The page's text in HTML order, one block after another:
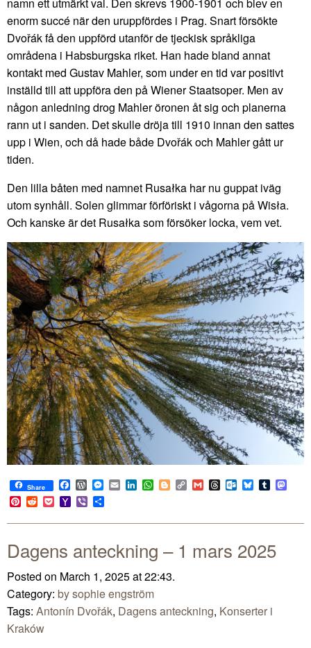
namn ett utmärkt val. Den skrevs 1900-1901 och blev en
enorm succé när den uruppfördes i Prag. Snart försökte
Dvořák få den uppförd utanför de tjeckisk språkliga
områdena i Habsburgska riket. Han hade bland annat
kontakt med Gustav Mahler, som under en tid var positivt
inställd till att uppföra den på Wiener Staatsoper. Men av
någon anledning drog Mahler öronen åt sig och planerna
rann ut i sanden. Det skulle dröja till 1910 innan den sattes
upp i Wien, och då hade både Dvořák och Mahler gått ur
tiden.
Den lilla båten med namnet Rusałka har nu guppat iväg
utom synhåll. Solen glimmar förföriskt i vågorna på Wisła.
Och kanske är det Rusałka som försöker locka, vem vet.
Share Facebook
WordPress
Messenger
EmailLinkedIn
WhatsApp
BloggerCopy
Link
GmailThreadsOutlook.com
BlueskyTumblr
Pinterest
RedditPocketYahoo
Mail
Viber
Dagens anteckning – 1 mars 2025
Posted on March 1, 2025 at 22:43.
Category: by sophie engström
Tags: Antonín Dvořák, Dagens anteckning, Konserter i
Kraków